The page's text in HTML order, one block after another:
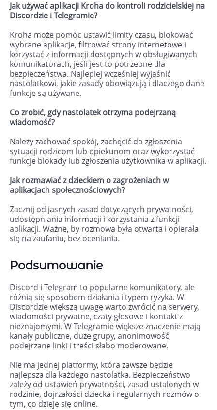
Jak używać aplikacji Kroha do kontroli rodzicielskiej na
Discordzie i Telegramie?
Kroha może pomóc ustawić limity czasu, blokować
wybrane aplikacje, filtrować strony internetowe i
korzystać z informacji dostępnych w obsługiwanych
komunikatorach, jeśli jest to potrzebne dla
bezpieczeństwa. Najlepiej wcześniej wyjaśnić
nastolatkowi, jakie zasady obowiązują i dlaczego dane
funkcje są używane.
Co zrobić, gdy nastolatek otrzyma podejrzaną
wiadomość?
Należy zachować spokój, zachęcić do zgłoszenia
sytuacji rodzicom lub opiekunom oraz wykorzystać
funkcje blokady lub zgłoszenia użytkownika w aplikacji.
Jak rozmawiać z dzieckiem o zagrożeniach w
aplikacjach społecznościowych?
Zacznij od jasnych zasad dotyczących prywatności,
udostępniania informacji i korzystania z funkcji
aplikacji. Ważne, by rozmowa była otwarta i opierała
się na zaufaniu, bez oceniania.
Podsumowanie
Discord i Telegram to popularne komunikatory, ale
różnią się sposobem działania i typem ryzyka. W
Discordzie większą uwagę warto zwrócić na serwery,
wiadomości prywatne, czaty głosowe i kontakt z
nieznajomymi. W Telegramie większe znaczenie mają
kanały publiczne, duże grupy, anonimowość,
podejrzane linki i treści słabo moderowane.
Nie ma jednej platformy, która zawsze będzie
najlepsza dla każdego nastolatka. Bezpieczeństwo
zależy od ustawień prywatności, zasad ustalonych w
rodzinie, dojrzałości dziecka i regularnych rozmów o
tym, co dzieje się online.